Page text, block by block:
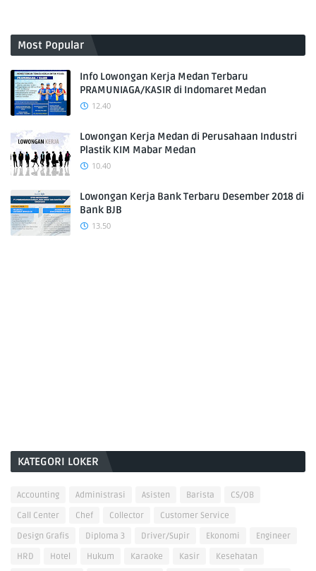
Most Popular
Info Lowongan Kerja Medan Terbaru
PRAMUNIAGA/KASIR di Indomaret Medan
12.40
Lowongan Kerja Medan di Perusahaan Industri
Plastik KIM Mabar Medan
10.40
Lowongan Kerja Bank Terbaru Desember 2018 di
Bank BJB
13.50
KATEGORI LOKER
Accounting Administrasi Asisten Barista
CS/OB
Call Center
Chef Collector
Customer Service
Design Grafis
Diploma 3 Driver/Supir Ekonomi
Engineer
HRD
Hotel Hukum Karaoke Kasir
Kesehatan